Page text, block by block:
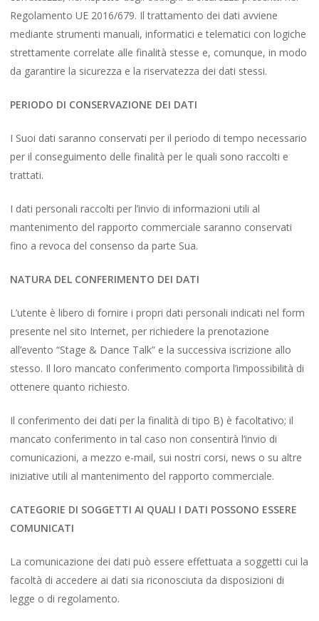
Regolamento UE 2016/679. Il trattamento dei dati avviene
mediante strumenti manuali, informatici e telematici con logiche
strettamente correlate alle finalità stesse e, comunque, in modo
da garantire la sicurezza e la riservatezza dei dati stessi.
PERIODO DI CONSERVAZIONE DEI DATI
I Suoi dati saranno conservati per il periodo di tempo necessario
per il conseguimento delle finalità per le quali sono raccolti e
trattati.
I dati personali raccolti per l’invio di informazioni utili al
mantenimento del rapporto commerciale saranno conservati
fino a revoca del consenso da parte Sua.
NATURA DEL CONFERIMENTO DEI DATI
L’utente è libero di fornire i propri dati personali indicati nel form
presente nel sito Internet, per richiedere la prenotazione
all’evento “Stage & Dance Talk” e la successiva iscrizione allo
stesso. Il loro mancato conferimento comporta l’impossibilità di
ottenere quanto richiesto.
Il conferimento dei dati per la finalità di tipo B) è facoltativo; il
mancato conferimento in tal caso non consentirà l’invio di
comunicazioni, a mezzo e-mail, sui nostri corsi, news o su altre
iniziative utili al mantenimento del rapporto commerciale.
CATEGORIE DI SOGGETTI AI QUALI I DATI POSSONO ESSERE
COMUNICATI
La comunicazione dei dati può essere effettuata a soggetti cui la
facoltà di accedere ai dati sia riconosciuta da disposizioni di
legge o di regolamento.